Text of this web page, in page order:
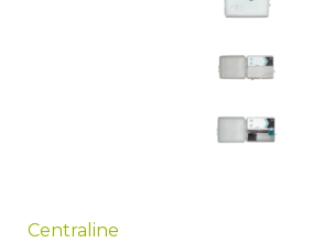
Centraline